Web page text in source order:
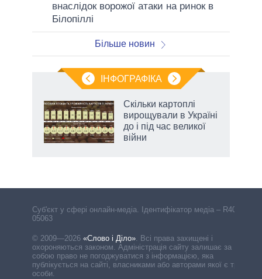
внаслідок ворожої атаки на ринок в
Білопіллі
Більше новин
ІНФОГРАФІКА
Скільки картоплі
вирощували в Україні
до і під час великої
війни
Cуб'єкт у сфері онлайн-медіа. Ідентифікатор медіа – R40-
05063
© 2009—2026 «Слово і Діло». Всі права захищені і
охороняються законом. Адміністрація сайту залишає за
собою право не погоджуватися з інформацією, яка
публікується на сайті, власниками або авторами якої є треті
особи.